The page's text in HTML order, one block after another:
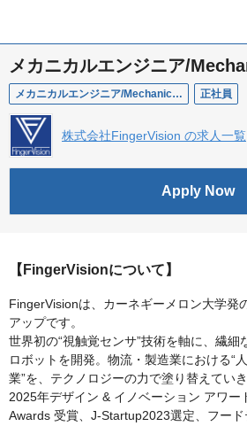
メカニカルエンジニア/
メカニカルエンジニア/Mechanical Engineer 正社員
株式会社FingerVision の求人一覧
Apply Now
【FingerVisionについて】
FingerVisionは、カーネギーメロン大学発
アップです。
世界初の“視触覚センサ”技術を軸に、繊細
ロボットを開発。物流・製造業における“
業”を、テクノロジーの力で塗り替えていき
2025年デザイン & イノベーション アワー
Awards 受賞、J-Startup2023選定、フー